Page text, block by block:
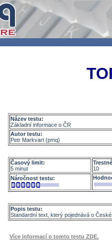
Název testu:
Základní informace o ČR
Autor testu:
Petr Markvart (pmq)
Časový limit:
5 minut
10
Náročnost testu:
Popis testu:
Standardní text, který pojednává o
Více informací o tomto testu ZDE.